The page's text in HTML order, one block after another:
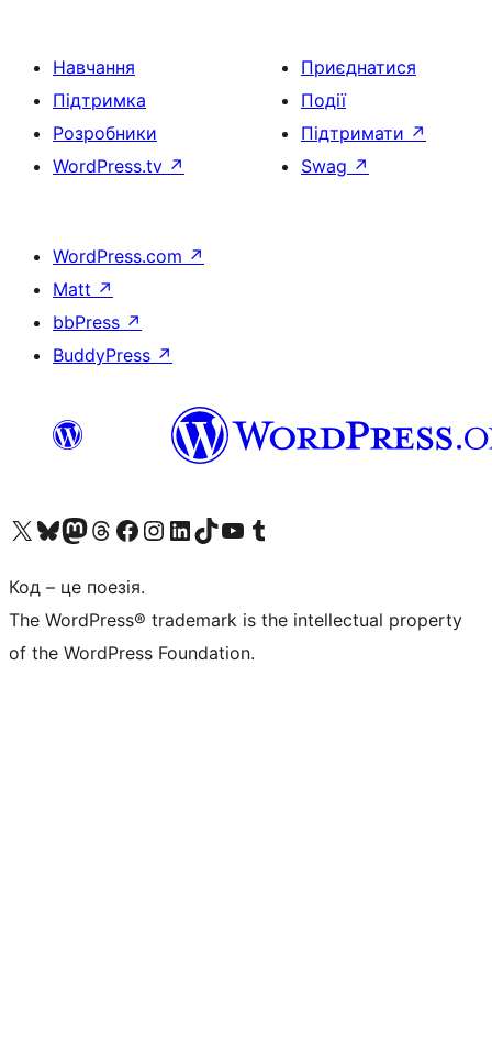
Навчання
Підтримка
Розробники
WordPress.tv ↗
Приєднатися
Події
Підтримати ↗
Swag ↗
WordPress.com ↗
Matt ↗
bbPress ↗
BuddyPress ↗
Visit our X (formerly Twitter) account
Visit our Bluesky account
Завітайте до нашої стрічки в Mastodon
Visit our Threads account
Завітайте на нашу сторінку в Facebook
Visit our Instagram account
Visit our LinkedIn account
Visit our TikTok account
Visit our YouTube channel
Visit our Tumblr account
Код – це поезія.
The WordPress® trademark is the intellectual property
of the WordPress Foundation.